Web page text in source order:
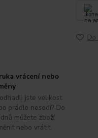
Do
vrácení nebo
jste velikost
prádlo nesedí? Do
můžete zboží
nebo vrátit.